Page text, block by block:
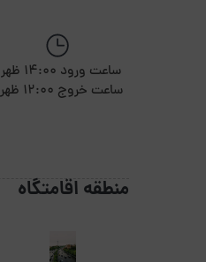
ساعت ورود 14:00 ظهر
ساعت خروج 12:00 ظهر
منطقه اقامتگاه